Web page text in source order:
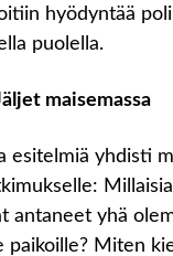
hyödyntää
puolella.
maisemassa
esitelmiä yhdisti
antaneet yhä
paikoille? Miten